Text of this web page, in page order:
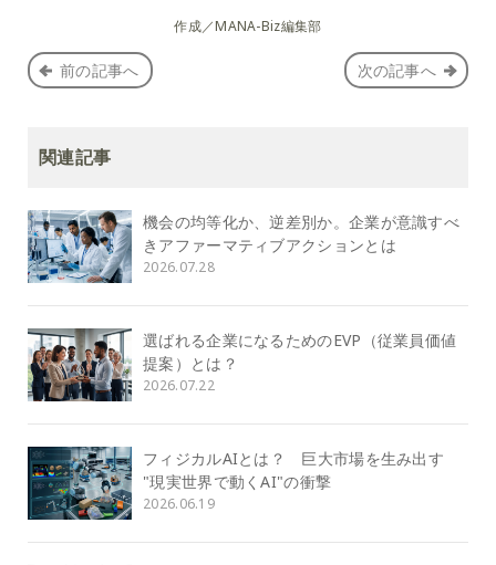
作成／MANA-Biz編集部
前の記事へ 次の記事へ
関連記事
機会の均等化か、逆差別か。企業が意識すべ
きアファーマティブアクションとは
2026.07.28
選ばれる企業になるためのEVP（従業員価値
提案）とは？
2026.07.22
フィジカルAIとは？ 巨大市場を生み出す
"現実世界で動くAI"の衝撃
2026.06.19